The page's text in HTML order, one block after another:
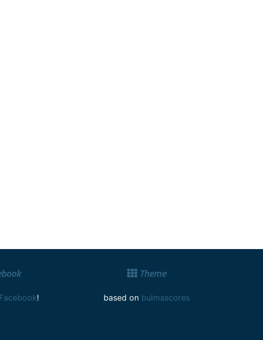
Facebook!
Theme
based on bulmascores